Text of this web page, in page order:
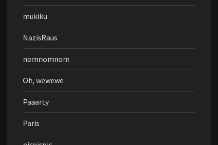
mukiku
NazisRaus
nomnomnom
Oh, wewewe
Paaarty
Paris